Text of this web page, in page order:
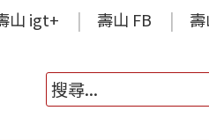
山 igt+ 壽山 FB 壽